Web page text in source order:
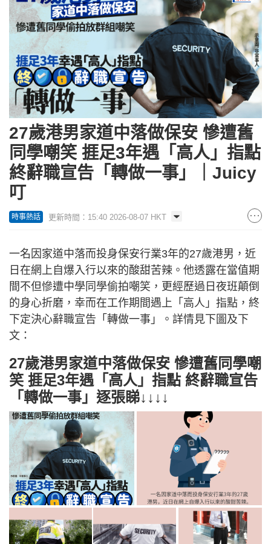
27歲港男家道中落做保安 慘遭舊
同學嘲笑 捱足3年遇「高人」指點
終辭職宣告「轉做一事」｜Juicy
叮
時事熱話 更新時間：15:40 2026-08-07 HKT
一名因家道中落而投身保安行業3年的27歲港男，近
日在網上自爆入行以來的酸甜苦辣。他透露在當值期
間不但慘遭中學同學偷拍嘲笑，更經歷過日夜班顛倒
的身心折磨，幸而在工作期間遇上「高人」指點，終
下定決心辭職宣告「轉做一事」。詳情見下圖及下
文：
27歲港男家道中落做保安 慘遭舊同學嘲
笑 捱足3年遇「高人」指點 終辭職宣告
「轉做一事」逐張睇↓↓↓↓